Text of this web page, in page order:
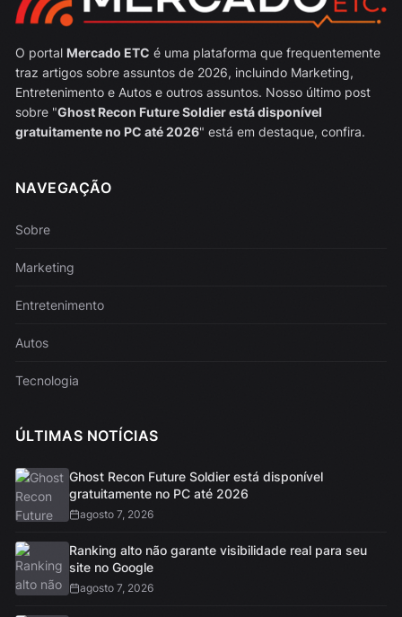
O portal Mercado ETC é uma plataforma que frequentemente
traz artigos sobre assuntos de 2026, incluindo Marketing,
Entretenimento e Autos e outros assuntos. Nosso último post
sobre "Ghost Recon Future Soldier está disponível
gratuitamente no PC até 2026" está em destaque, confira.
NAVEGAÇÃO
Sobre
Marketing
Entretenimento
Autos
Tecnologia
ÚLTIMAS NOTÍCIAS
Ghost Recon Future Soldier está disponível
gratuitamente no PC até 2026
agosto 7, 2026
Ranking alto não garante visibilidade real para seu
site no Google
agosto 7, 2026